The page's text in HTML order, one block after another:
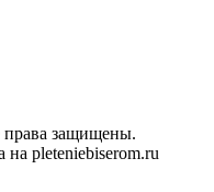
права защищены.
pleteniebiserom.ru